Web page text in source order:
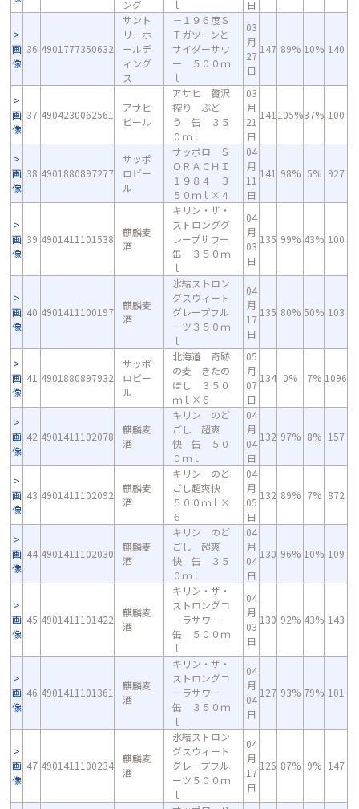
ング
ｌ
日
画
像
36 4901777350632
サント
リーホ
ールデ
ィング
ス
－１９６度Ｓ
Ｔガツーンと
サイダーサワ
ー ５００ｍ
ｌ
03
月
27
日
147 89% 10% 140
画
像
37 4904230062561
アサヒ
ビール
アサヒ 贅沢
搾り ぶど
う 缶 ３５
０ｍｌ
03
月
21
日
141 105%37% 100
画
像
38 4901880897277
サッポ
ロビー
ル
サッポロ Ｓ
ＯＲＡＣＨＩ
１９８４ ３
５０ｍｌ×４
04
月
11
日
141 98% 5% 927
画
像
39 4901411101538
麒麟麦
酒
キリン・ザ・
ストロンググ
レープサワー
缶 ３５０ｍ
ｌ
04
月
03
日
135 99% 43% 100
画
像
40 4901411100197
麒麟麦
酒
氷結ストロン
グスウィート
グレープフル
ーツ３５０ｍ
ｌ
04
月
17
日
135 80% 50% 103
画
像
41 4901880897932
サッポ
ロビー
ル
北海道 奇跡
の麦 きたの
ほし ３５０
ｍｌ×６
05
月
07
日
134 0% 7% 1096
画
像
42 4901411102078
麒麟麦
酒
キリン のど
ごし 超爽
快 缶 ５０
０ｍｌ
04
月
04
日
132 97% 8% 157
画
像
43 4901411102092
麒麟麦
酒
キリン のど
ごし超爽快
５００ｍｌ×
６
04
月
05
日
132 89% 7% 872
画
像
44 4901411102030
麒麟麦
酒
キリン のど
ごし 超爽
快 缶 ３５
０ｍｌ
04
月
04
日
130 96% 10% 109
画
像
45 4901411101422
麒麟麦
酒
キリン・ザ・
ストロングコ
ーラサワー
缶 ５００ｍ
ｌ
04
月
03
日
130 92% 43% 143
画
像
46 4901411101361
麒麟麦
酒
キリン・ザ・
ストロングコ
ーラサワー
缶 ３５０ｍ
ｌ
04
月
04
日
127 93% 79% 101
画
像
47 4901411100234
麒麟麦
酒
氷結ストロン
グスウィート
グレープフル
ーツ５００ｍ
ｌ
04
月
17
日
126 87% 9% 147